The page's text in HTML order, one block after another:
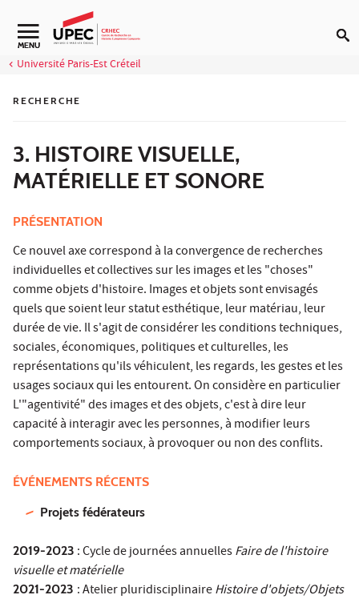
Aller au contenu
Navigation secondaire
MENU
Université Paris-Est Créteil
RECHERCHE
3. HISTOIRE VISUELLE,
MATÉRIELLE ET SONORE
PRÉSENTATION
Ce nouvel axe correspond à la convergence de recherches
individuelles et collectives sur les images et les "choses"
comme objets d'histoire. Images et objets sont envisagés
quels que soient leur statut esthétique, leur matériau, leur
durée de vie. Il s'agit de considérer les conditions techniques,
sociales, économiques, politiques et culturelles, les
représentations qu'ils véhiculent, les regards, les gestes et les
usages sociaux qui les entourent. On considère en particulier
L'"agentivité" des images et des objets, c'est à dire leur
capacité à interagir avec les personnes, à modifier leurs
comportements sociaux, à provoquer ou non des conflits.
ÉVÉNEMENTS RÉCENTS
Projets fédérateurs
2019-2023 : Cycle de journées annuellesFaire de l'histoire
visuelle et matérielle
2021-2023 : Atelier pluridisciplinaireHistoire d'objets/Objets